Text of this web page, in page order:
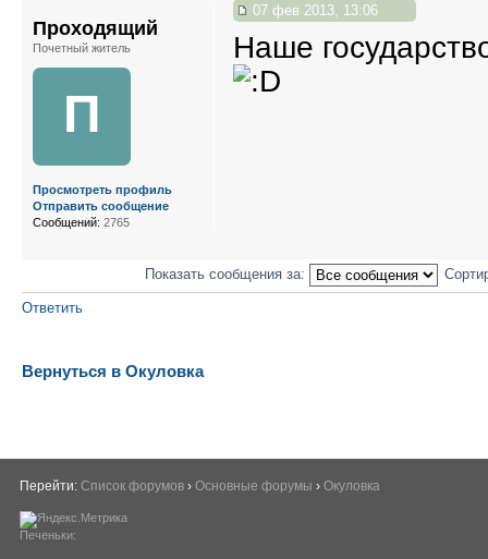
07 фев 2013, 13:06
Наше
Проходящий
Почетный житель
П
Просмотреть профиль
Отправить сообщение
Сообщений: 2765
Показать сообщения за:
Ответить
Вернуться в Окуловка
Перейти: Список форумов › Основные форумы › Окуловка
Печеньки: